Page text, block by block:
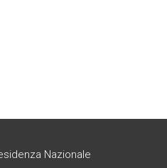
Nazionale